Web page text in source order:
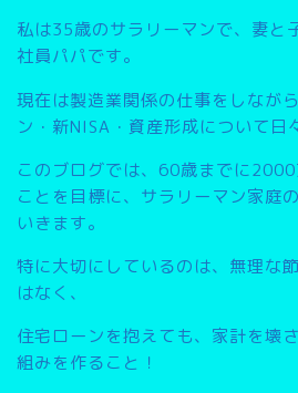
私は35歳のサラリーマンで、妻と
社員パパです。
現在は製造業関係の仕事をしなが
ン・新NISA・資産形成について日
このブログでは、 60歳までに
こと を目標に、サラリーマン家庭
いきます。
特に大切にしているのは、無理な
はなく、
住宅ローンを抱えても、家計を壊
組みを作ること ！